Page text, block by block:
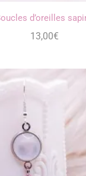
d’oreilles
13,00€